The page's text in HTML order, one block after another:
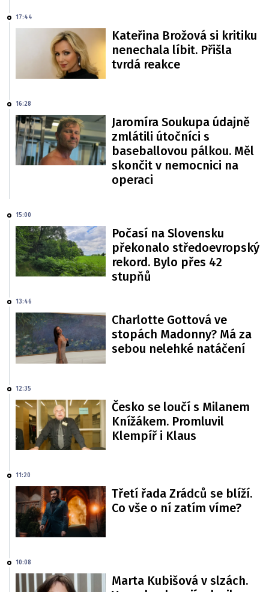
17:44
Kateřina Brožová si kritiku
nenechala líbit. Přišla
tvrdá reakce
16:28
Jaromíra Soukupa údajně
zmlátili útočníci s
baseballovou pálkou. Měl
skončit v nemocnici na
operaci
15:00
Počasí na Slovensku
překonalo středoevropský
rekord. Bylo přes 42
stupňů
13:46
Charlotte Gottová ve
stopách Madonny? Má za
sebou nelehké natáčení
12:35
Česko se loučí s Milanem
Knížákem. Promluvil
Klempíř i Klaus
11:20
Třetí řada Zrádců se blíží.
Co vše o ní zatím víme?
10:08
Marta Kubišová v slzách.